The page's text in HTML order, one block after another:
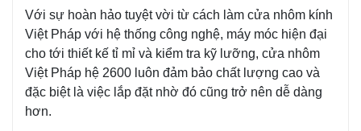
Với sự hoàn hảo tuyệt vời từ cách làm cửa nhôm kính
Việt Pháp với hệ thống công nghệ, máy móc hiện đại
cho tới thiết kế tỉ mỉ và kiểm tra kỹ lưỡng, cửa nhôm
Việt Pháp hệ 2600 luôn đảm bảo chất lượng cao và
đặc biệt là việc lắp đặt nhờ đó cũng trở nên dễ dàng
hơn.